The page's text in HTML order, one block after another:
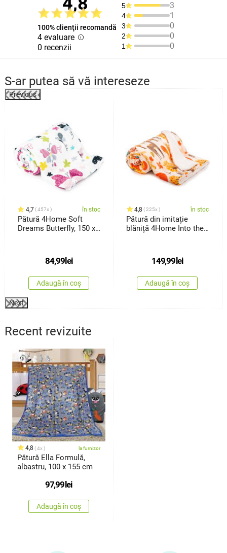
100% clienţii recomandă
4 evaluare
0 recenzii
5 3
4 1
3 0
2 0
1 0
S-ar putea să vă intereseze
Previous
4,7 457x în stoc
Pătură 4Home Soft
Dreams Butterfly, 150 x
84,99 lei
Adaugă în coș
4,8 225x în stoc
Pătură din imitație
blăniță 4Home Into the
149,99 lei
Adaugă în coș
Next
Recent revizuite
4,8 4x la furnizor
Pătură Ella Formulă,
albastru, 100 x 155 cm
97,99lei
Adaugă în coș